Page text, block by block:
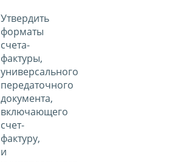
Утвердить
форматы
счета-
фактуры,
универсального
передаточного
документа,
включающего
счет-
фактуру,
и